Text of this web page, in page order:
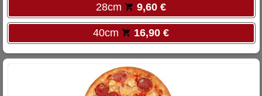
28cm 9,60 €
40cm 16,90 €